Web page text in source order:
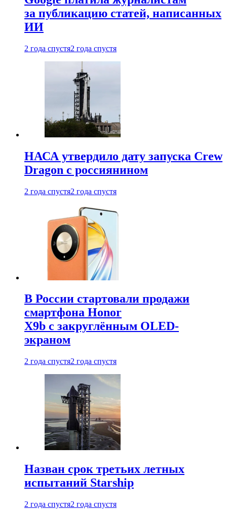
за публикацию статей, написанных
ИИ
2 года спустя2 года спустя
НАСА утвердило дату запуска Crew
Dragon с россиянином
2 года спустя2 года спустя
В России стартовали продажи
смартфона Honor
X9b с закруглённым OLED-
экраном
2 года спустя2 года спустя
Назван срок третьих летных
испытаний Starship
2 года спустя2 года спустя